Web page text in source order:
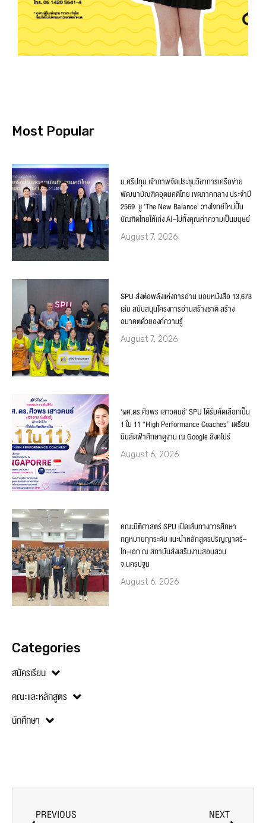
Most Popular
ม.ศรีปทุม เจ้าภาพจัดประชุมวิชาการเครือข่าย
พัฒนาบัณฑิตอุดมคติไทย เขตภาคกลาง ประจำปี
2569 ชู ‘The New Balance’ วางโจทย์ใหม่ปั้น
บัณฑิตไทยให้เก่ง AI–ไม่ทิ้งคุณค่าความเป็นมนุษย์
August 7, 2026
SPU ส่งต่อพลังแห่งการอ่าน มอบหนังสือ 13,673
เล่ม สนับสนุนโครงการอ่านสร้างชาติ สร้าง
อนาคตด้วยองค์ความรู้
August 7, 2026
‘ผศ.ดร.ศิวพร เสาวคนธ์’ SPU ได้รับคัดเลือกเป็น
1 ใน 11 “High Performance Coaches” เตรียม
บินลัดฟ้าศึกษาดูงาน ณ Google สิงคโปร์
August 6, 2026
คณะนิติศาสตร์ SPU เปิดเส้นทางการศึกษา
กฎหมายทุกระดับ แนะนำหลักสูตรปริญญาตรี–
โท–เอก ณ สถาบันส่งเสริมงานสอบสวน
จ.นครปฐม
August 6, 2026
Categories
สมัครเรียน
คณะและหลักสูตร
นักศึกษา
PREVIOUS
NEXT